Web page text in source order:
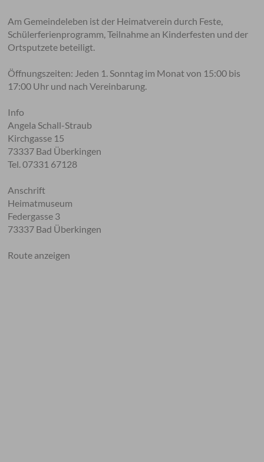
Am Gemeindeleben ist der Heimatverein durch Feste,
Schülerferienprogramm, Teilnahme an Kinderfesten und der
Ortsputzete beteiligt.
Öffnungszeiten: Jeden 1. Sonntag im Monat von 15:00 bis
17:00 Uhr und nach Vereinbarung.
Info
Angela Schall-Straub
Kirchgasse 15
73337 Bad Überkingen
Tel. 07331 67128
Anschrift
Heimatmuseum
Federgasse 3
73337 Bad Überkingen
Route anzeigen